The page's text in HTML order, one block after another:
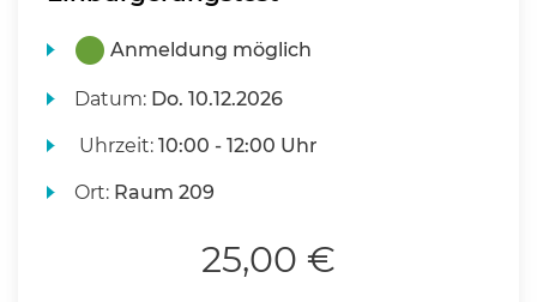
Anmeldung möglich
Datum: Do. 10.12.2026
Uhrzeit:10:00 - 12:00 Uhr
Ort: Raum 209
25,00 €